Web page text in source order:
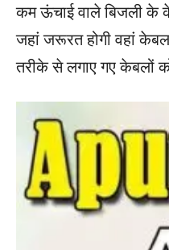
कम ऊंचाई वाले बिजली के
जहां जरूरत होगी वहां
तरीके से लगाए गए केबलों